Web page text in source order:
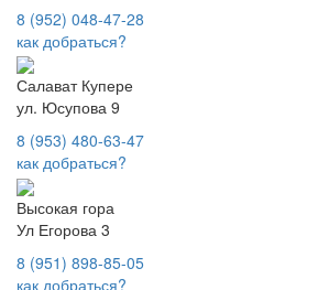
8 (952) 048-47-28
как добраться?
Салават Купере
ул. Юсупова 9
8 (953) 480-63-47
как добраться?
Высокая гора
Ул Егорова 3
8 (951) 898-85-05
как добраться?